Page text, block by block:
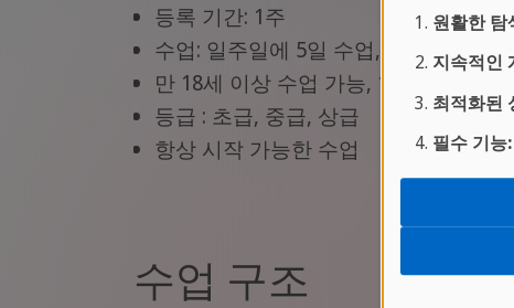
등록 기간: 1주
수업: 일주일에 5일 수업, 하루에 8레
만 18세 이상 수업 가능, 16~17세 학생
등급 : 초급, 중급, 상급
항상 시작 가능한 수업
수업 구조
원활한 탐
지속적인
최적화된
필수 기능: